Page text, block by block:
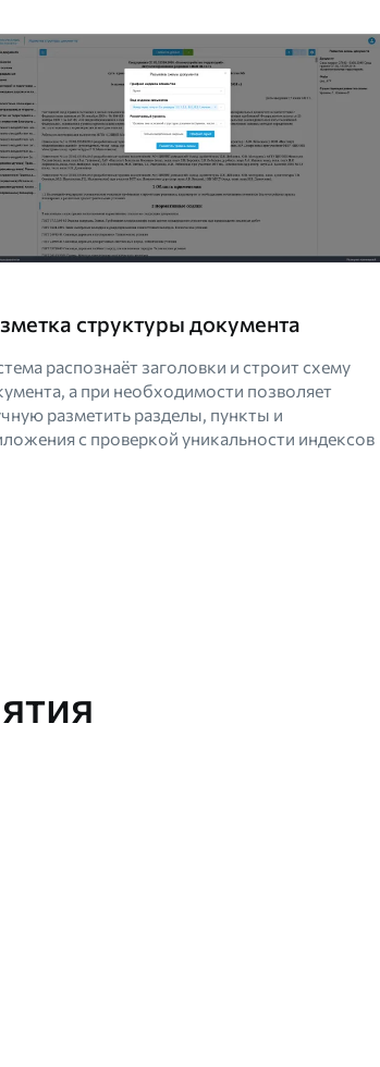
структуры документа
распознаёт заголовки и строит схему
а при необходимости позволяет
разметить разделы, пункты и
с проверкой уникальности индексов